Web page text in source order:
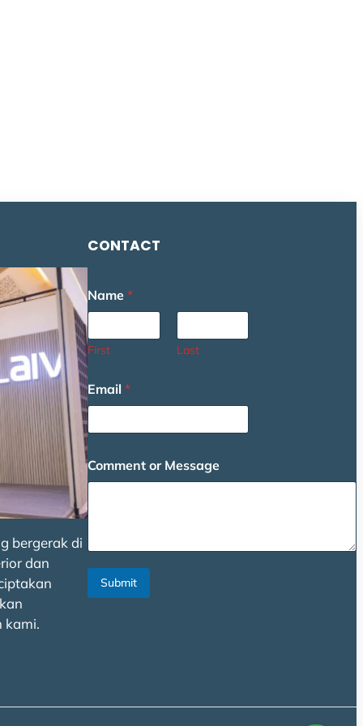
bergerak di
dan
kami.
CONTACT
Name *
First Last
r
o
N
m
e
Email *
Comment or Message
Submit